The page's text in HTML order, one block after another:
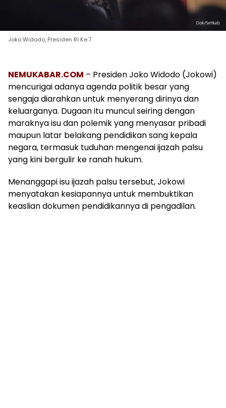
Joko Widodo, Presiden RI Ke.7
NEMUKABAR.COM – Presiden Joko Widodo (Jokowi)
mencurigai adanya agenda politik besar yang
sengaja diarahkan untuk menyerang dirinya dan
keluarganya. Dugaan itu muncul seiring dengan
maraknya isu dan polemik yang menyasar pribadi
maupun latar belakang pendidikan sang kepala
negara, termasuk tuduhan mengenai ijazah palsu
yang kini bergulir ke ranah hukum.
Menanggapi isu ijazah palsu tersebut, Jokowi
menyatakan kesiapannya untuk membuktikan
keaslian dokumen pendidikannya di pengadilan.